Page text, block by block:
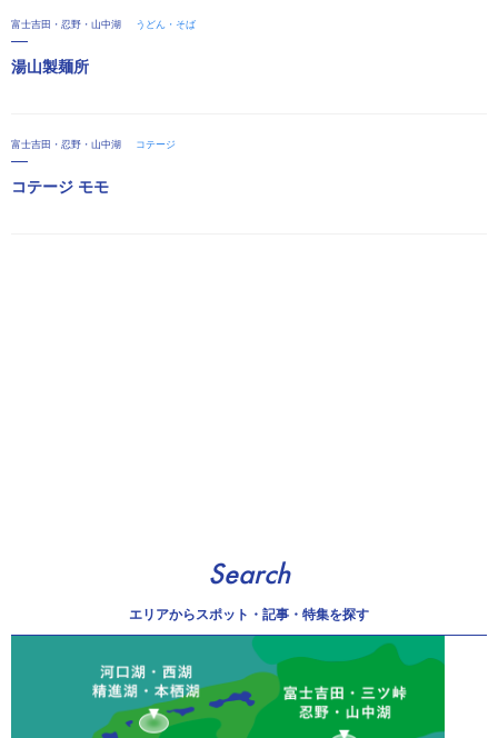
富士吉田・忍野・山中湖 うどん・そば
湯山製麺所
富士吉田・忍野・山中湖 コテージ
コテージ モモ
Search
エリアからスポット・記事・特集を探す